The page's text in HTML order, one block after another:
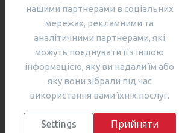
Курси англійської мовивід SARGOI
подолати мовний бар'єр швидко і назавжди.
англійської мови від SARGOIпринесе вам
результати, а й задоволення від кожного
впевненість буде зростати з кожним днем.
головне – це насолоджуватися процесом й
задоволення від спілкування англійською
нашими партнерами в соціальних
мережах, рекламними та
аналітичними партнерами, які
можуть поєднувати її з іншою
інформацією, яку ви надали їм або
яку вони зібрали під час
використання вами їхніх послуг.
Settings Прийняти